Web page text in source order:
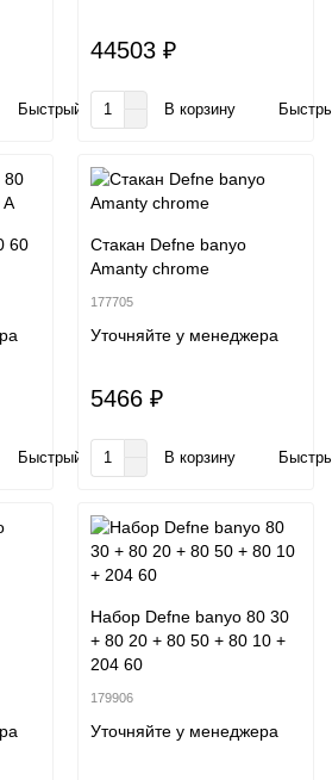
Быстрый заказ
44503 ₽
В корзину
60
Быстрый заказ
Стакан Defne banyo
Amanty chrome
177705
Уточняйте у менеджера
5466 ₽
В корзину
Набор Defne banyo 80 30
+ 80 20 + 80 50 + 80 10 +
204 60
179906
Уточняйте у менеджера